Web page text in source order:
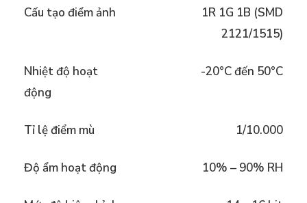
Cấu tạo điểm ảnh
1R 1G 1B (SMD
2121/1515)
Nhiệt độ hoạt
động
-20°C đến 50°C
Tỉ lệ điểm mù 1/10.000
Độ ẩm hoạt động 10% – 90% RH